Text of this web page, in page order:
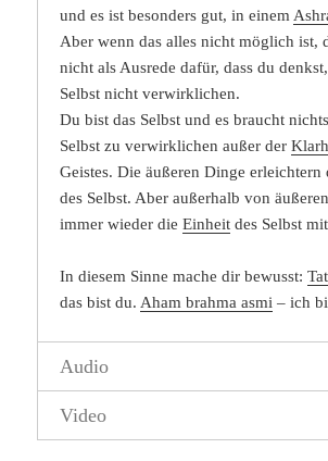
und es ist besonders gut, in einem
Aber wenn das alles nicht möglich ist,
nicht als Ausrede dafür, dass du
Selbst nicht verwirklichen.
Du bist das Selbst und es braucht
Selbst zu verwirklichen außer der
Geistes. Die äußeren Dinge erleichtern
des Selbst. Aber außerhalb von
immer wieder dieEinheit des Selbst
In diesem Sinne mache dir bewusst:
das bist du.Aham brahma asmi – ich
Audio
Video